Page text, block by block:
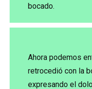
bocado.
Ahora podemos
retrocedió con la
expresando el